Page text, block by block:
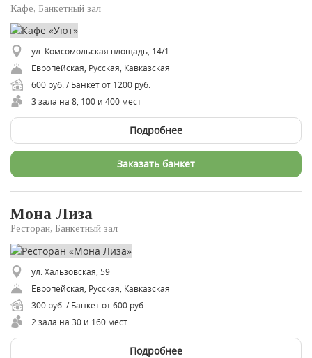
Кафе, Банкетный зал
ул. Комсомольская площадь, 14/1
Европейская, Русская, Кавказская
600 руб. / Банкет от 1200 руб.
3 зала на 8, 100 и 400 мест
Подробнее
Заказать банкет
Мона Лиза
Ресторан, Банкетный зал
ул. Хальзовская, 59
Европейская, Русская, Кавказская
300 руб. / Банкет от 600 руб.
2 зала на 30 и 160 мест
Подробнее